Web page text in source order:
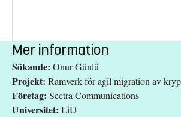
Mer information
Sökande: Onur Günlü
Projekt: Ramverk för agil migration av
Företag: Sectra Communications
Universitet: LiU